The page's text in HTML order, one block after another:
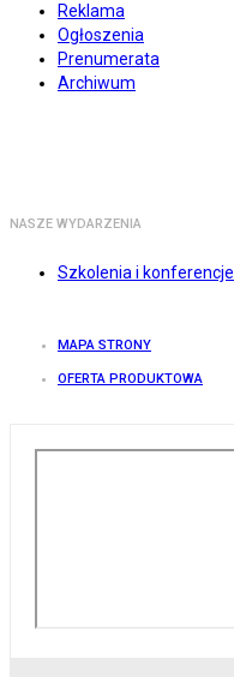
Reklama
Ogłoszenia
Prenumerata
Archiwum
NASZE WYDARZENIA
Szkolenia i konferencje
MAPA STRONY
OFERTA PRODUKTOWA